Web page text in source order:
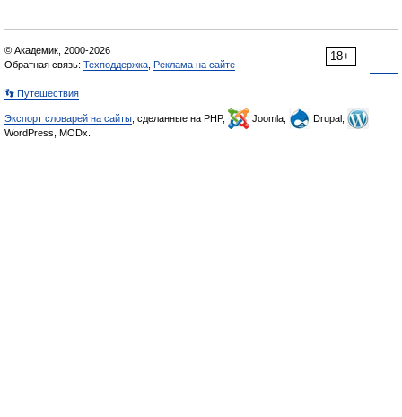
18+
© Академик, 2000-2026
Обратная связь: Техподдержка Реклама на сайте
👣 Путешествия
Экспорт словарей на сайты , сделанные на PHP, Joomla,
Drupal,
WordPress, MODx.